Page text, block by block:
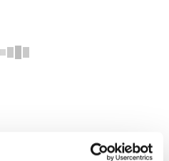
gevonden voor je